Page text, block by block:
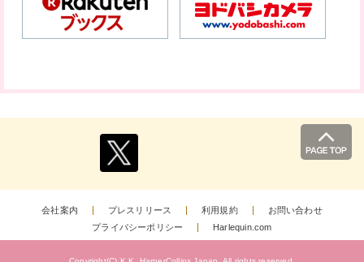
会社案内 プレスリリース 利用規約
お問い合わせ
プライバシーポリシー
Harlequin.com